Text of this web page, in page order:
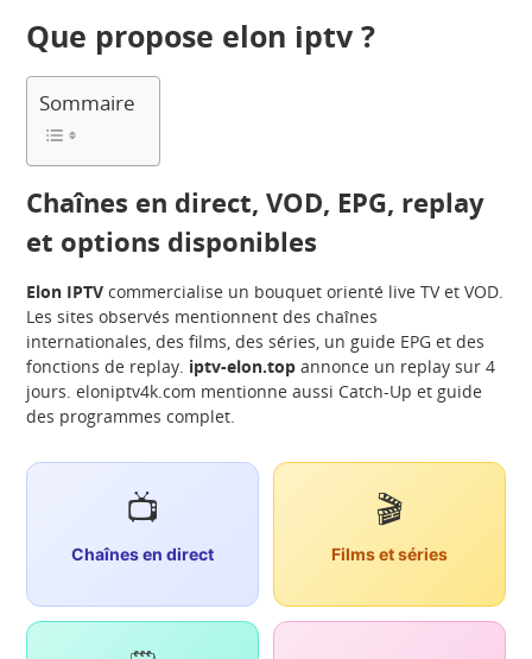
Que propose elon iptv ?
Sommaire
Chaînes en direct, VOD, EPG, replay
et options disponibles
Elon IPTV commercialise un bouquet orienté live TV et VOD.
Les sites observés mentionnent des chaînes
internationales, des films, des séries, un guide EPG et des
fonctions de replay. iptv-elon.top annonce un replay sur 4
jours. eloniptv4k.com mentionne aussi Catch-Up et guide
des programmes complet.
📺
Chaînes en direct
🎬
Films et séries